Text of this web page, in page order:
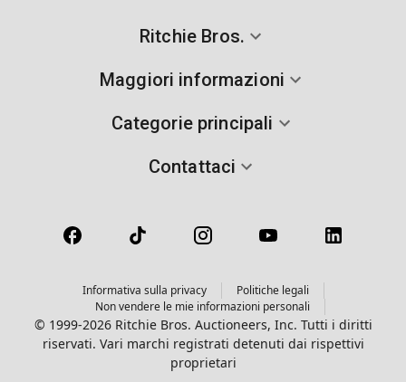
Ritchie Bros.
Maggiori informazioni
Categorie principali
Contattaci
Informativa sulla privacy
Politiche legali
Non vendere le mie informazioni personali
© 1999-2026 Ritchie Bros. Auctioneers, Inc. Tutti i diritti
riservati. Vari marchi registrati detenuti dai rispettivi
proprietari